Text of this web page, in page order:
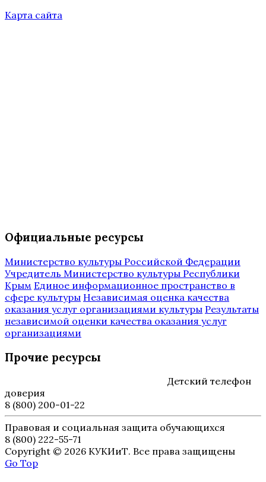
Карта сайта
Официальные ресурсы
Министерство культуры Российской Федерации
Учредитель Министерство культуры Республики
Крым Единое информационное пространство в
сфере культуры Независимая оценка качества
оказания услуг организациями культуры Результаты
независимой оценки качества оказания услуг
организациями
Прочие ресурсы
Детский телефон
доверия
8 (800) 200-01-22
Правовая и социальная защита обучающихся
8 (800) 222-55-71
Copyright © 2026 КУКИиТ. Все права защищены
Go Top